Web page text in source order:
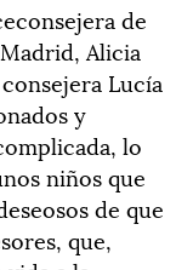
de
Alicia
Lucía
y
lo
niños que
de que
que,